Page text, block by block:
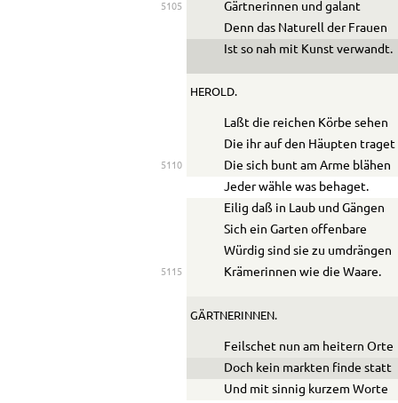
5105
Gärtnerinnen und galant
Denn das Naturell der Frauen
Ist so nah mit Kunst verwandt.
HEROLD.
Laßt die reichen Körbe sehen
Die ihr auf den Häupten traget
5110
Die sich bunt am Arme blähen
Jeder wähle was behaget.
Eilig daß in Laub und Gängen
Sich ein Garten offenbare
Würdig sind sie zu umdrängen
5115 Krämerinnen wie die Waare.
GÄRTNERINNEN.
Feilschet nun am heitern Orte
Doch kein markten finde statt
Und mit sinnig kurzem Worte